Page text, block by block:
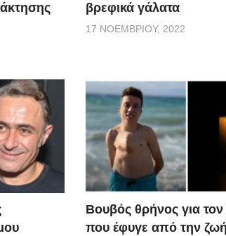
βρεφικά γάλατα
17 ΝΟΕΜΒΡΊΟΥ, 2022
Βουβός θρήνος για τον
που έφυγε από την